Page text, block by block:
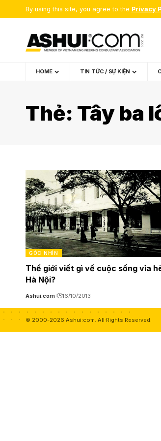
By using this site, you agree to the Privacy
HOME TIN TỨC / SỰ KIỆN
Thẻ: Tây ba
GÓC NHÌN
Thế giới viết gì về cuộc sống vỉa
Hà Nội?
Ashui.com 16/10/2013
© 2000-2026 Ashui.com. All Rights Reserved.